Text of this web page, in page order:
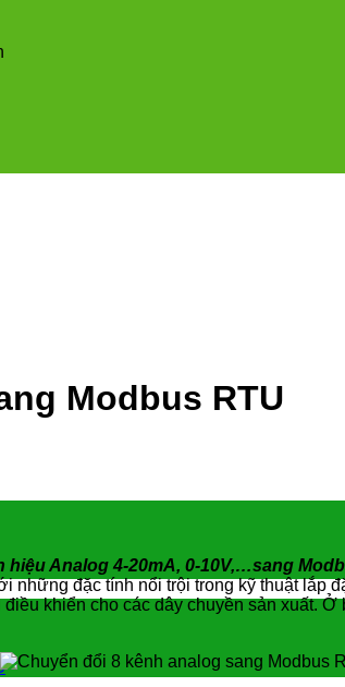
Modbus RTU
hiệu Analog 4-20mA, 0-10V,…sang
những đặc tính nổi trội trong kỹ thuật lắp
khiển cho các dây chuyền sản xuất.